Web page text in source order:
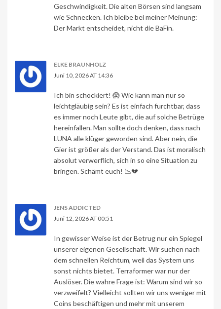
Geschwindigkeit. Die alten Börsen sind langsam
wie Schnecken. Ich bleibe bei meiner Meinung:
Der Markt entscheidet, nicht die BaFin.
ELKE BRAUNHOLZ
Juni 10, 2026 AT 14:36
Ich bin schockiert! 😱 Wie kann man nur so
leichtgläubig sein? Es ist einfach furchtbar, dass
es immer noch Leute gibt, die auf solche Betrüge
hereinfallen. Man sollte doch denken, dass nach
LUNA alle klüger geworden sind. Aber nein, die
Gier ist größer als der Verstand. Das ist moralisch
absolut verwerflich, sich in so eine Situation zu
bringen. Schämt euch! 📉💔
JENS ADDICTED
Juni 12, 2026 AT 00:51
In gewisser Weise ist der Betrug nur ein Spiegel
unserer eigenen Gesellschaft. Wir suchen nach
dem schnellen Reichtum, weil das System uns
sonst nichts bietet. Terraformer war nur der
Auslöser. Die wahre Frage ist: Warum sind wir so
verzweifelt? Vielleicht sollten wir uns weniger mit
Coins beschäftigen und mehr mit unserem